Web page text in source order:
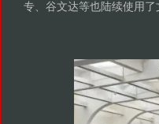
专、谷文达等也陆续使用了